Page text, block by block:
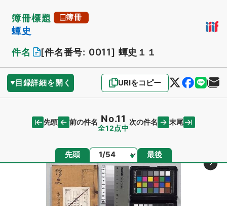
簿冊標題 簿冊
蟫史
件名
[件名番号: 0011] 蟫史１１
目録詳細を開く URIをコピー
先頭 前の件名 No.11
全12点中
次の件名 末尾
先頭 ページ 最後